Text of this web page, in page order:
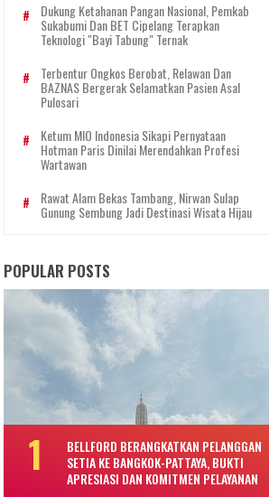
Dukung Ketahanan Pangan Nasional, Pemkab
Sukabumi Dan BET Cipelang Terapkan
Teknologi "Bayi Tabung" Ternak
Terbentur Ongkos Berobat, Relawan Dan
BAZNAS Bergerak Selamatkan Pasien Asal
Pulosari
Ketum MIO Indonesia Sikapi Pernyataan
Hotman Paris Dinilai Merendahkan Profesi
Wartawan
Rawat Alam Bekas Tambang, Nirwan Sulap
Gunung Sembung Jadi Destinasi Wisata Hijau
POPULAR POSTS
BELLFORD BERANGKATKAN PELANGGAN
SETIA KE BANGKOK-PATTAYA, BUKTI
APRESIASI DAN KOMITMEN PELAYANAN